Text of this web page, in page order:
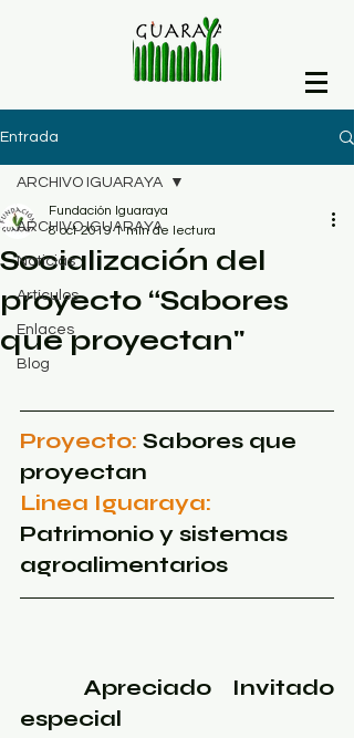
Entrada
ARCHIVO IGUARAYA
Noticias
Artículos
Enlaces
Blog
ARCHIVO IGUARAYA
Socialización del
proyecto “Sabores
que proyectan"
Fundación Iguaraya
8 oct 2019 1 min de lectura
Proyecto: Sabores que
proyectan
Linea Iguaraya:
Patrimonio y sistemas
agroalimentarios
especial